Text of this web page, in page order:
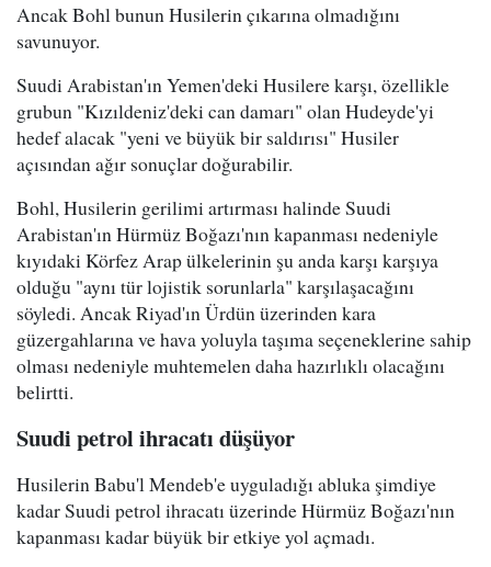
Ancak Bohl bunun Husilerin çıkarına olmadığını
savunuyor.
Suudi Arabistan'ın Yemen'deki Husilere karşı, özellikle
grubun "Kızıldeniz'deki can damarı" olan Hudeyde'yi
hedef alacak "yeni ve büyük bir saldırısı" Husiler
açısından ağır sonuçlar doğurabilir.
Bohl, Husilerin gerilimi artırması halinde Suudi
Arabistan'ın Hürmüz Boğazı'nın kapanması nedeniyle
kıyıdaki Körfez Arap ülkelerinin şu anda karşı karşıya
olduğu "aynı tür lojistik sorunlarla" karşılaşacağını
söyledi. Ancak Riyad'ın Ürdün üzerinden kara
güzergahlarına ve hava yoluyla taşıma seçeneklerine sahip
olması nedeniyle muhtemelen daha hazırlıklı olacağını
belirtti.
Suudi petrol ihracatı düşüyor
Husilerin Babu'l Mendeb'e uyguladığı abluka şimdiye
kadar Suudi petrol ihracatı üzerinde Hürmüz Boğazı'nın
kapanması kadar büyük bir etkiye yol açmadı.